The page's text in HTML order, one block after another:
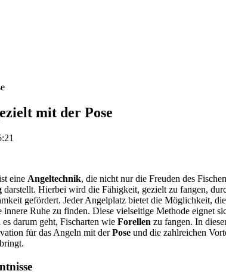
mit der Pose
eine Angeltechnik, die nicht nur die Freuden des
darstellt. Hierbei wird die Fähigkeit, gezielt zu fangen,
gefördert. Jeder Angelplatz bietet die Möglichkeit,
innere Ruhe zu finden. Diese vielseitige Methode eignet
darum geht, Fischarten wie Forellen zu fangen. In
für das Angeln mit derPose und die zahlreichen